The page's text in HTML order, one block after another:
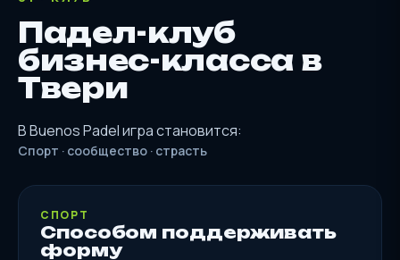
Падел-клуб
бизнес-класса в
Твери
В Buenos Padel игра становится:
Спорт · сообщество · страсть
СПОРТ
Способом поддерживать
форму